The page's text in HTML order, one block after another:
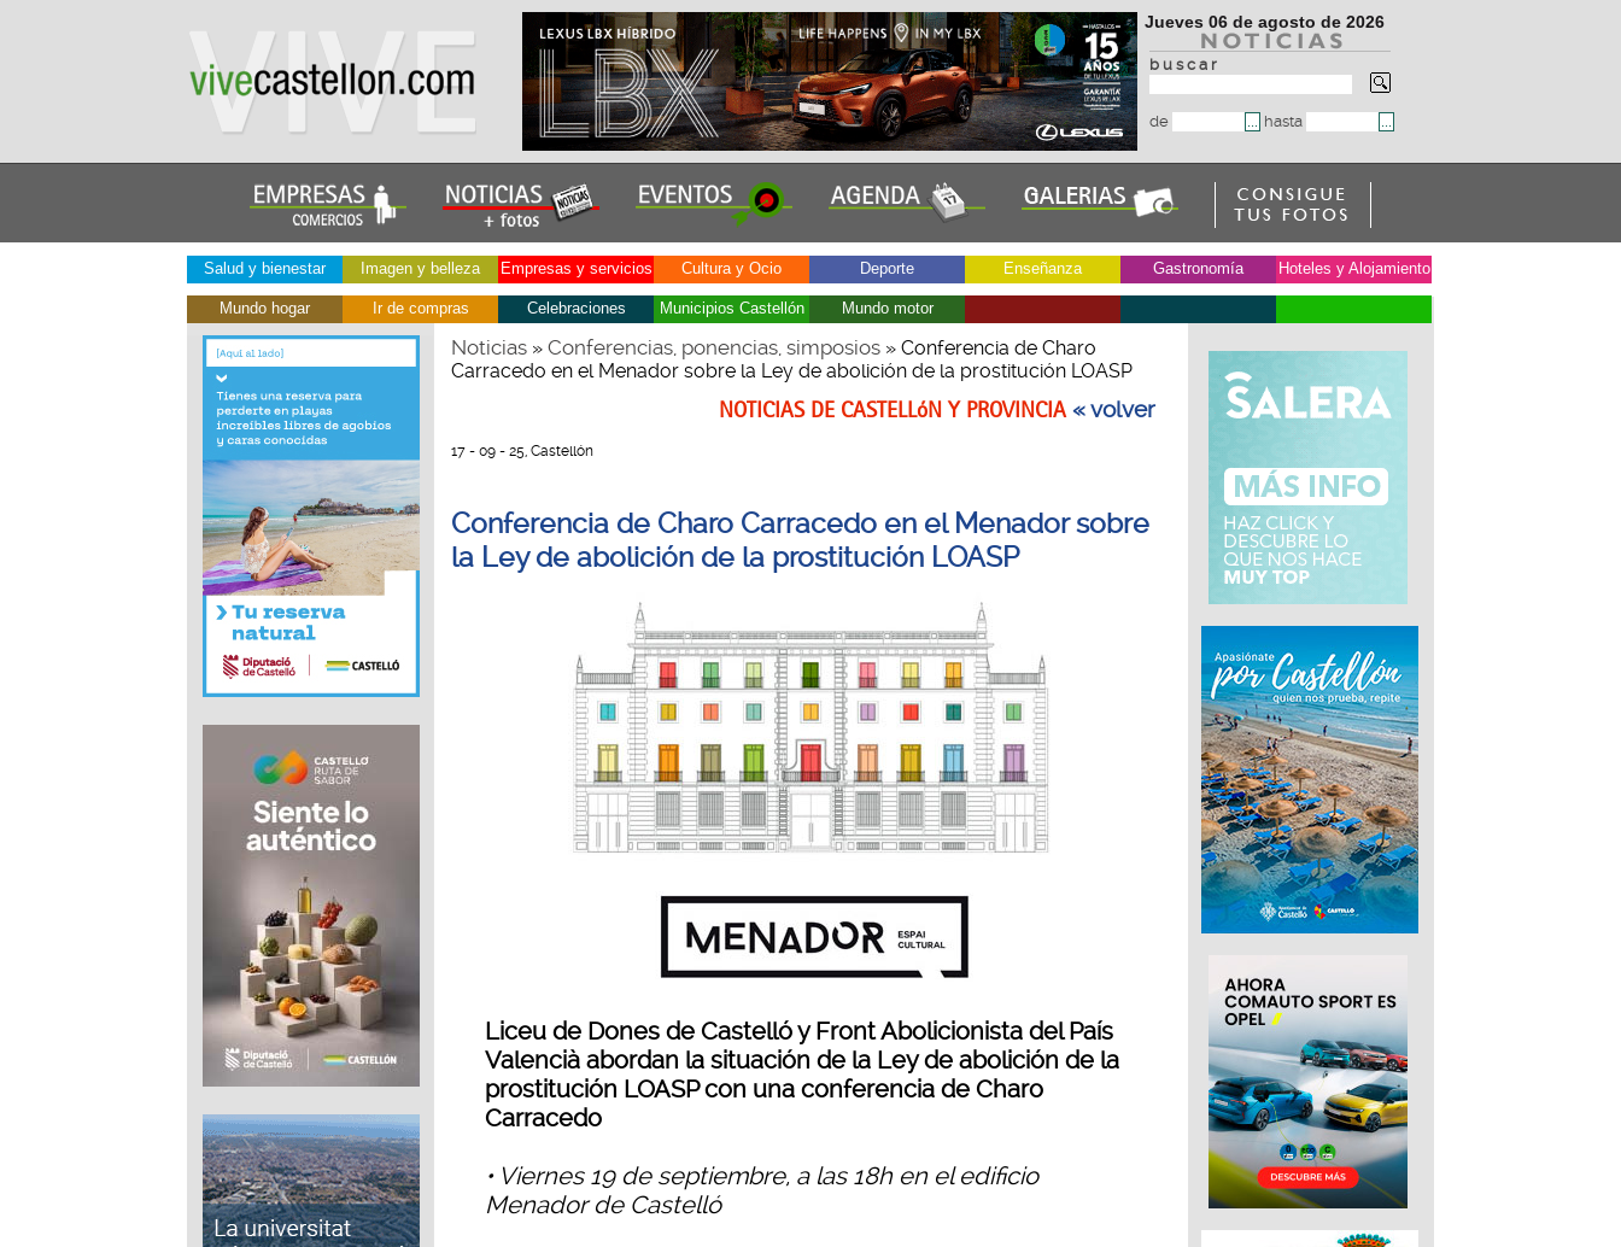
Jueves 06 de agosto de 2026
b u s c a r
de hasta
Salud y bienestar Imagen y belleza Empresas y servicios Cultura y Ocio Deporte Enseñanza Gastronomía Hoteles y Alojamiento
Mundo hogar Ir de compras Celebraciones Municipios Castellón Mundo motor
Noticias» Conferencias, ponencias, simposios» Conferencia de Charo
Carracedo en el Menador sobre la Ley de abolición de la prostitución LOASP
NOTICIAS DE CASTELLóN Y PROVINCIA« volver
17 - 09 - 25, Castellón
Conferencia de Charo Carracedo en el Menador sobre
la Ley de abolición de la prostitución LOASP
Liceu de Dones de Castelló y Front Abolicionista del País
Valencià abordan la situación de la Ley de abolición de la
prostitución LOASP con una conferencia de Charo
Carracedo
• Viernes 19 de septiembre, a las 18h en el edificio
Menador de Castelló